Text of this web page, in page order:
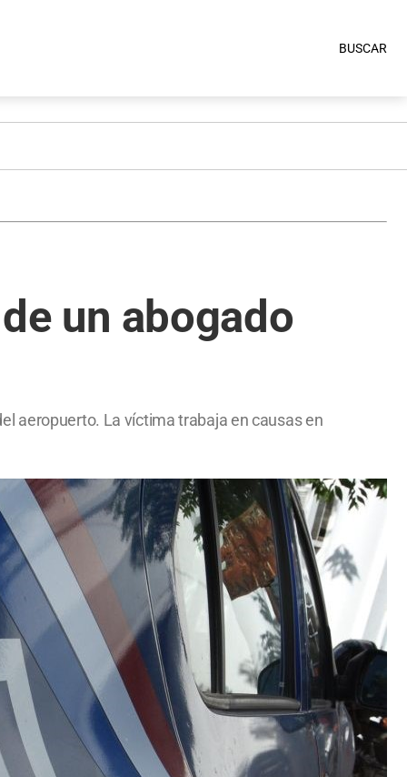
BUSCAR
un abogado
aeropuerto. La víctima trabaja en causas en